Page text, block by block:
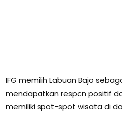
IFG memilih Labuan Bajo
mendapatkan respon positif
memiliki spot-spot wisata di